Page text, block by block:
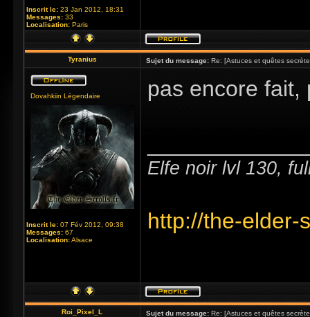
Inscrit le: 23 Jan 2012, 18:31
Messages: 33
Localisation: Paris
Tyranius Sujet du message: Re: [Astuces et quêtes
Dovahkiin Légendaire
Inscrit le: 07 Fév 2012, 09:38
Messages: 67
Localisation:Alsace
pas encore
Elfe noir lvl 130,
http://the-elder-
Roi_Pixel_L Sujet du message: Re: [Astuces et quêtes